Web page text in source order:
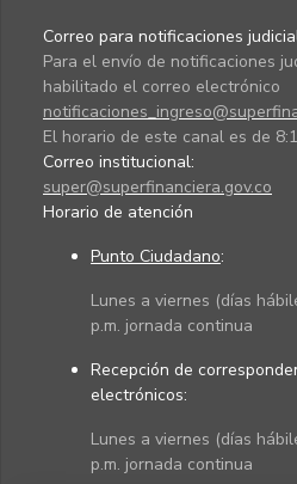
Correo para notificaciones
Para el envío de notificaciones
habilitado el correo electrónico
El horario de este canal es de
Correo institucional:
super@superfinanciera.gov.co
Horario de atención
Punto Ciudadano:
Lunes a viernes (días
p.m. jornada continua
Recepción de
electrónicos:
Lunes a viernes (días
p.m. jornada continua